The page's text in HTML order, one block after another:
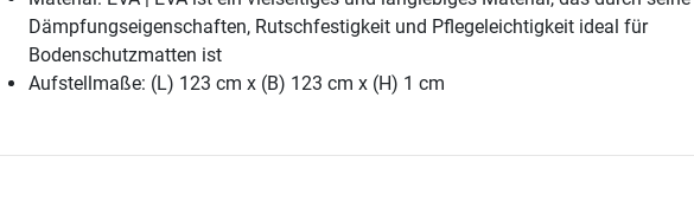
Dämpfungseigenschaften, Rutschfestigkeit und Pflegeleichtigkeit ideal für
Bodenschutzmatten ist
Aufstellmaße: (L) 123 cm x (B) 123 cm x (H) 1 cm